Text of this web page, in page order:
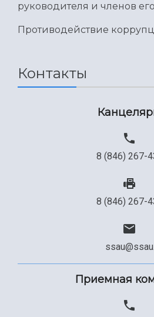
руководителя и членов
Противодействие
Контакты
8 (846) 267-
8 (846) 267-
Приемная